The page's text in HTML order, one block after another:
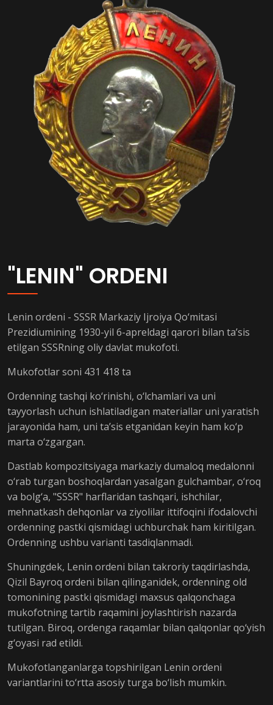
"LENIN" ORDENI
Lenin ordeni - SSSR Markaziy Ijroiya Qo‘mitasi
Prezidiumining 1930-yil 6-apreldagi qarori bilan ta’sis
etilgan SSSRning oliy davlat mukofoti.
Mukofotlar soni 431 418 ta
Ordenning tashqi ko‘rinishi, o‘lchamlari va uni
tayyorlash uchun ishlatiladigan materiallar uni yaratish
jarayonida ham, uni ta’sis etganidan keyin ham ko‘p
marta o‘zgargan.
Dastlab kompozitsiyaga markaziy dumaloq medalonni
o‘rab turgan boshoqlardan yasalgan gulchambar, o‘roq
va bolg‘a, "SSSR" harflaridan tashqari, ishchilar,
mehnatkash dehqonlar va ziyolilar ittifoqini ifodalovchi
ordenning pastki qismidagi uchburchak ham kiritilgan.
Ordenning ushbu varianti tasdiqlanmadi.
Shuningdek, Lenin ordeni bilan takroriy taqdirlashda,
Qizil Bayroq ordeni bilan qilinganidek, ordenning old
tomonining pastki qismidagi maxsus qalqonchaga
mukofotning tartib raqamini joylashtirish nazarda
tutilgan. Biroq, ordenga raqamlar bilan qalqonlar qo‘yish
g‘oyasi rad etildi.
Mukofotlanganlarga topshirilgan Lenin ordeni
variantlarini to‘rtta asosiy turga bo‘lish mumkin.